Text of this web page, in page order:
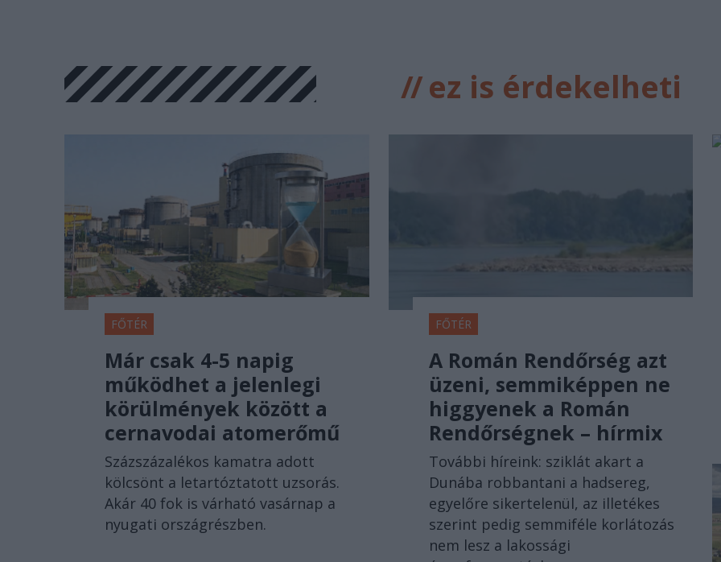
//ez is érdekelheti
FŐTÉR
Már csak 4-5 napig
működhet a jelenlegi
körülmények között a
cernavodai atomerőmű
Százszázalékos kamatra adott
kölcsönt a letartóztatott uzsorás.
Akár 40 fok is várható vasárnap a
nyugati országrészben.
FŐTÉR
A Román Rendőrség azt
üzeni, semmiképpen ne
higgyenek a Román
Rendőrségnek – hírmix
További híreink: sziklát akart a
Dunába robbantani a hadsereg,
egyelőre sikertelenül, az illetékes
szerint pedig semmiféle korlátozás
nem lesz a lakossági